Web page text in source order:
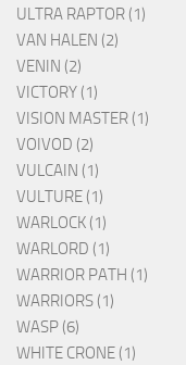
ULTRA RAPTOR (1)
VAN HALEN (2)
VENIN (2)
VICTORY (1)
VISION MASTER (1)
VOIVOD (2)
VULCAIN (1)
VULTURE (1)
WARLOCK (1)
WARLORD (1)
WARRIOR PATH (1)
WARRIORS (1)
WASP (6)
WHITE CRONE (1)